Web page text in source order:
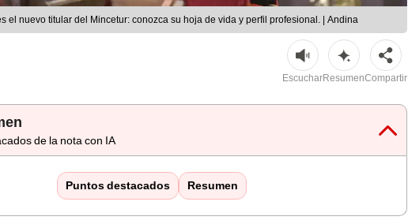
el nuevo titular del Mincetur: conozca su hoja de vida y perfil profesional. | Andina
EscucharResumenCompartir
de la nota con IA
Puntos destacados Resumen